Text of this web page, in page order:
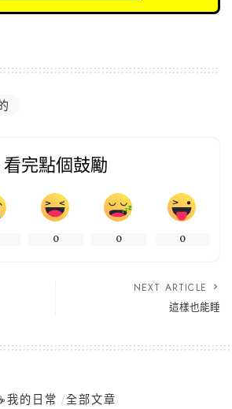
看完點個鼓勵
0 0 0
NEXT ARTICLE
這樣也能睡
我的日常 全部文章